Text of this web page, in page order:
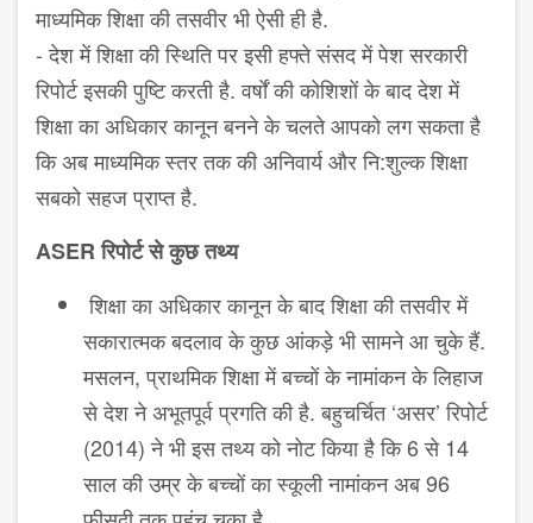
माध्यमिक शिक्षा की तसवीर भी ऐसी ही है.
- देश में शिक्षा की स्थिति पर इसी हफ्ते संसद में पेश सरकारी
रिपोर्ट इसकी पुष्टि करती है. वर्षों की कोशिशों के बाद देश में
शिक्षा का अधिकार कानून बनने के चलते आपको लग सकता है
कि अब माध्यमिक स्तर तक की अनिवार्य और नि:शुल्क शिक्षा
सबको सहज प्राप्त है.
ASER रिपोर्ट से कुछ तथ्य
शिक्षा का अधिकार कानून के बाद शिक्षा की तसवीर में
सकारात्मक बदलाव के कुछ आंकड़े भी सामने आ चुके हैं.
मसलन, प्राथमिक शिक्षा में बच्चों के नामांकन के लिहाज
से देश ने अभूतपूर्व प्रगति की है. बहुचर्चित ‘असर’ रिपोर्ट
(2014) ने भी इस तथ्य को नोट किया है कि 6 से 14
साल की उम्र के बच्चों का स्कूली नामांकन अब 96